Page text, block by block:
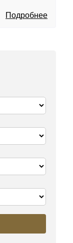
Подробнее